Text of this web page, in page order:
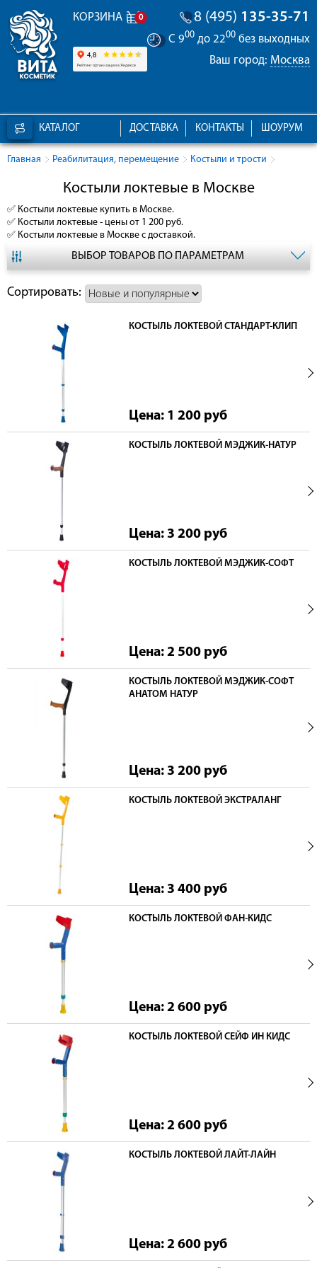
КОРЗИНА 0 8 (495) 135-35-71
С 900 до 2200 без выходных
Ваш город: Москва
КАТАЛОГ ШОУРУМ
КОНТАКТЫ
ДОСТАВКА
Главная Реабилитация, перемещение Костыли и трости
Костыли локтевые в Москве
✅ Костыли локтевые купить в Москве.
✅ Костыли локтевые - цены от 1 200 руб.
✅ Костыли локтевые в Москве с доставкой.
ВЫБОР ТОВАРОВ ПО ПАРАМЕТРАМ
Сортировать:
КОСТЫЛЬ ЛОКТЕВОЙ СТАНДАРТ-КЛИП
Цена: 1 200 руб
КОСТЫЛЬ ЛОКТЕВОЙ МЭДЖИК-НАТУР
Цена: 3 200 руб
КОСТЫЛЬ ЛОКТЕВОЙ МЭДЖИК-СОФТ
Цена: 2 500 руб
КОСТЫЛЬ ЛОКТЕВОЙ МЭДЖИК-СОФТ
АНАТОМ НАТУР
Цена: 3 200 руб
КОСТЫЛЬ ЛОКТЕВОЙ ЭКСТРАЛАНГ
Цена: 3 400 руб
КОСТЫЛЬ ЛОКТЕВОЙ ФАН-КИДС
Цена: 2 600 руб
КОСТЫЛЬ ЛОКТЕВОЙ СЕЙФ ИН КИДС
Цена: 2 600 руб
КОСТЫЛЬ ЛОКТЕВОЙ ЛАЙТ-ЛАЙН
Цена: 2 600 руб